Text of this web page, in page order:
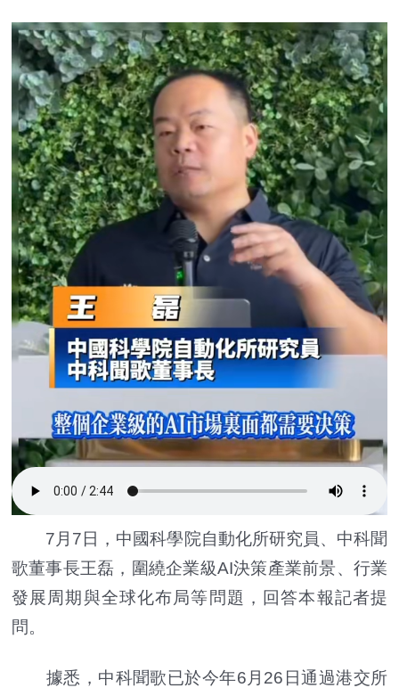
7月7日，中國科學院自動化所研究員、中科聞
歌董事長王磊，圍繞企業級AI決策產業前景、行業
發展周期與全球化布局等問題，回答本報記者提
問。
據悉，中科聞歌已於今年6月26日通過港交所